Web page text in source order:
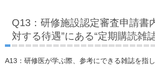
Q13：研修施設認定審査申請書
対する待遇”にある“定期購読雑
A13：研修医が学ぶ際、参考にできる雑誌を指